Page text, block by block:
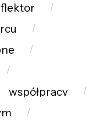
współpracy